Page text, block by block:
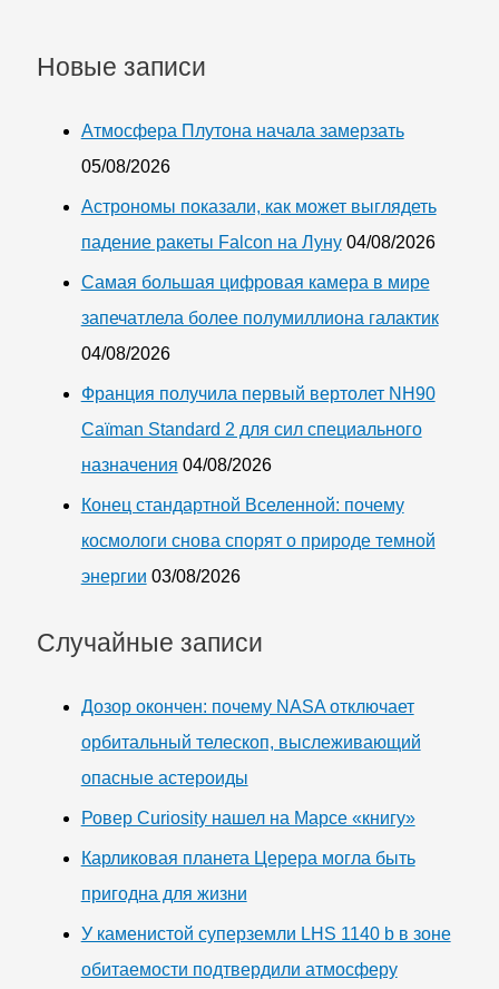
Новые записи
Атмосфера Плутона начала замерзать
05/08/2026
Астрономы показали, как может выглядеть
падение ракеты Falcon на Луну 04/08/2026
Самая большая цифровая камера в мире
запечатлела более полумиллиона галактик
04/08/2026
Франция получила первый вертолет NH90
Caïman Standard 2 для сил специального
назначения 04/08/2026
Конец стандартной Вселенной: почему
космологи снова спорят о природе темной
энергии 03/08/2026
Случайные записи
Дозор окончен: почему NASA отключает
орбитальный телескоп, выслеживающий
опасные астероиды
Ровер Curiosity нашел на Марсе «книгу»
Карликовая планета Церера могла быть
пригодна для жизни
У каменистой суперземли LHS 1140 b в зоне
обитаемости подтвердили атмосферу